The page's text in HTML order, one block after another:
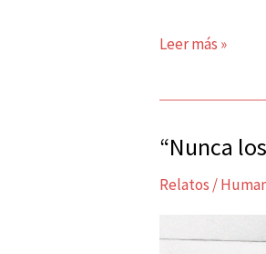
Leer más »
“Nunca
Relatos /
“Nunca
pudo
enterrar”